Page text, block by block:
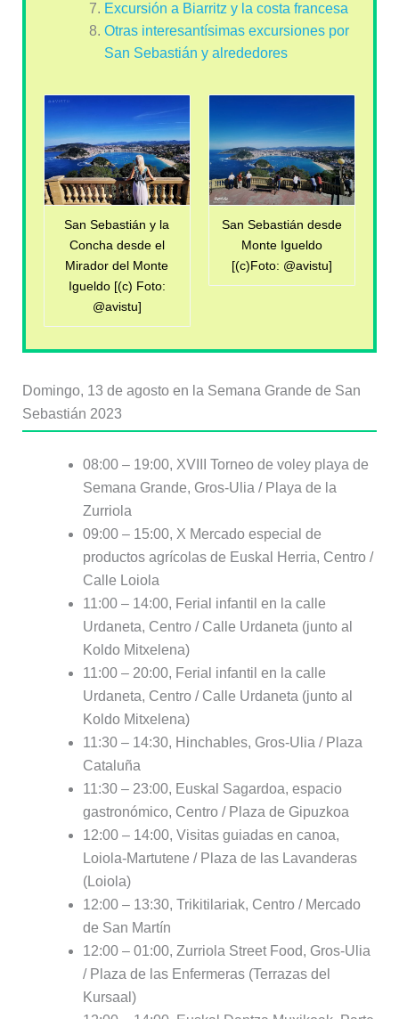
Excursión a Biarritz y la costa francesa
Otras interesantísimas excursiones por
San Sebastián y alrededores
San Sebastián y la
Concha desde el
Mirador del Monte
Igueldo [(c) Foto:
@avistu]
San Sebastián desde
Monte Igueldo
[(c)Foto: @avistu]
Domingo, 13 de agosto en la Semana Grande de San
Sebastián 2023
08:00 – 19:00, XVIII Torneo de voley playa de
Semana Grande, Gros-Ulia / Playa de la
Zurriola
09:00 – 15:00, X Mercado especial de
productos agrícolas de Euskal Herria, Centro /
Calle Loiola
11:00 – 14:00, Ferial infantil en la calle
Urdaneta, Centro / Calle Urdaneta (junto al
Koldo Mitxelena)
11:00 – 20:00, Ferial infantil en la calle
Urdaneta, Centro / Calle Urdaneta (junto al
Koldo Mitxelena)
11:30 – 14:30, Hinchables, Gros-Ulia / Plaza
Cataluña
11:30 – 23:00, Euskal Sagardoa, espacio
gastronómico, Centro / Plaza de Gipuzkoa
12:00 – 14:00, Visitas guiadas en canoa,
Loiola-Martutene / Plaza de las Lavanderas
(Loiola)
12:00 – 13:30, Trikitilariak, Centro / Mercado
de San Martín
12:00 – 01:00, Zurriola Street Food, Gros-Ulia
/ Plaza de las Enfermeras (Terrazas del
Kursaal)